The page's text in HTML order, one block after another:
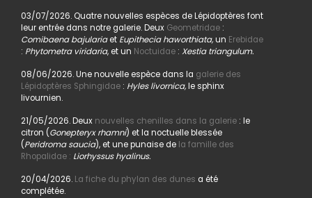
03/07/2026. Quatre nouvelles espèces de Lépidoptères font
leur entrée dans notre galerie. Deux Geometridae:
Comibaena bajulariaet Eupithecia haworthiata,un Erebidae
: Phytometra viridaria, et un Noctuidae: Xestia triangulum.
08/06/2026. Une nouvelle espèce dans la galerie des
Lépidoptères Sphingidae: Hyles livornica,le sphinx
livournien.
21/05/2026. Deux nouvelles chenilles dans la galerie : le
citron (Gonepteryx rhamni) et la noctuelle blessée
(Peridroma saucia), et une punaise dela famille des
Rhopalidae : Liorhyssus hyalinus.
20/04/2026. La fiche du phylan des dunes a été
complétée.